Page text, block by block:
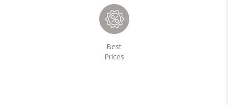
Best
Prices